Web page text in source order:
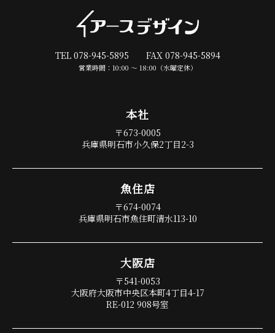
TEL 078-945-5895 FAX 078-945-5894
営業時間：10:00 〜 18:00（水曜定休）
本 社
〒673-0005
兵庫県明石市小久保2丁目2-3
魚 住 店
〒674-0074
兵庫県明石市魚住町清水113-10
大 阪 店
〒541-0053
大阪府大阪市中央区本町4丁目4-17
RE-012 908号室